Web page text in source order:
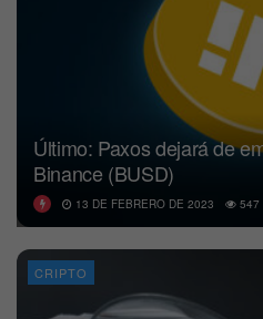
Último: Paxos dejará de
Binance (BUSD)
13 DE FEBRERO DE 2023 547
CRIPTO